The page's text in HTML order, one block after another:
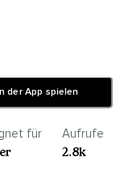
der App spielen
für
Aufrufe
2.8k